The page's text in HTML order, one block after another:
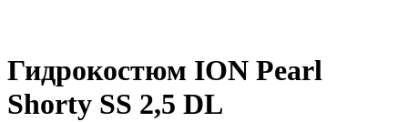
Гидрокостюм ION Pearl
Shorty SS 2,5 DL